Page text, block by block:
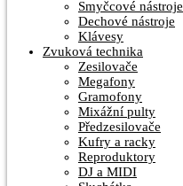
Smyčcové nástroje
Dechové nástroje
Klávesy
Zvuková technika
Zesilovače
Megafony
Gramofony
Mixážní pulty
Předzesilovače
Kufry a racky
Reproduktory
DJ a MIDI